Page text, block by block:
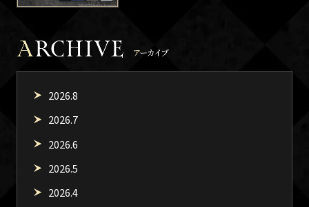
2026.8
2026.7
2026.6
2026.5
2026.4